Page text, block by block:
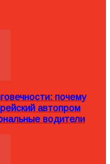
почему
автопром
водители